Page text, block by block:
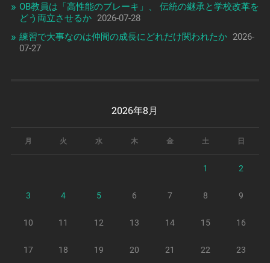
OB教員は「高性能のブレーキ」、 伝統の継承と学校改革を
どう両立させるか 2026-07-28
練習で大事なのは仲間の成長にどれだけ関われたか 2026-
07-27
2026年8月
月 火 水 木 金 土 日
1 2
3 4 5 6 7 8 9
10 11 12 13 14 15 16
17 18 19 20 21 22 23